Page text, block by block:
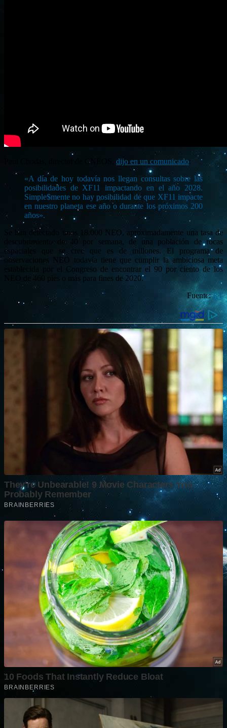
Paul Chodas, director de CNEOS, dijo en un comunicado:
«A día de hoy todavía nos llegan consultas sobre las
posibilidades de XF11 impactando en el año 2028.
Simple$mente no hay posibilidad de que XF11 impacte
en nuestro planeta ese año o durante los próximos 200
años».
Se han detectado unos 18.000 NEO, aproximadamente una tasa de
descubrimiento de 40 por semana, de una población de rocas
espaciales que se cree que es de millones. El programa de
observaciones NEO todavía tiene que cumplir la ambiciosa meta
establecida por el Congreso de encontrar el 90 por ciento de los
NEO de 460 pies o más para fines de 2020.
Fuente:RT